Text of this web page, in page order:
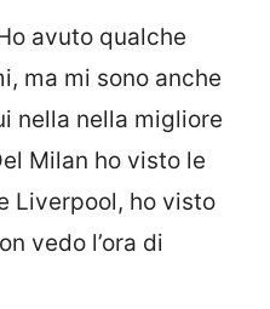
avuto qualche
ma mi sono anche
nella nella migliore
Milan ho visto le
Liverpool, ho visto
vedo l’ora di